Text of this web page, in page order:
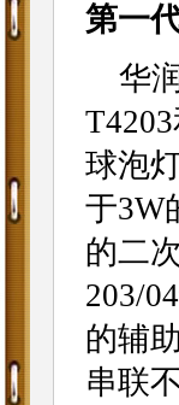
第一
华润
球泡
于3W
的二
203/
的辅
串联